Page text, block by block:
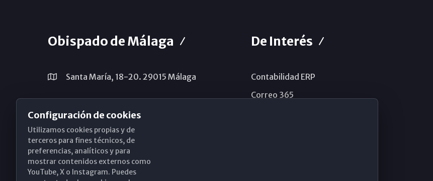
Obispado de Málaga
Santa María, 18-20. 29015 Málaga
(+34) 952 224 386
obispado@diocesismalaga.es
De Interés
Contabilidad ERP
Correo 365
Configuración de cookies
Utilizamos cookies propias y de
terceros para fines técnicos, de
preferencias, analíticos y para
mostrar contenidos externos como
YouTube, X o Instagram. Puedes